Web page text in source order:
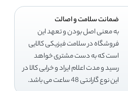
ضمانت سلامت و اصالت
به معنی اصل بودن و تعهد این
فروشگاه در سلامت فیزیکی کالایی
است که به دست مشتری خواهد
رسید و مدت اعلام ایراد و خرابی کالا در
این نوع گارانتی 48 ساعت می باشد.